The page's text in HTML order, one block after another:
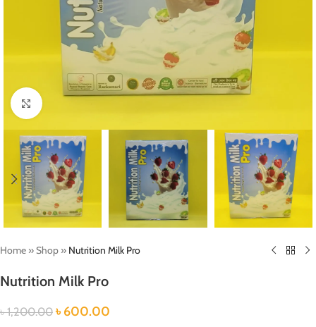
Click to enlarge
Home »Shop » Nutrition Milk Pro
Nutrition Milk Pro
৳1,200.00 ৳600.00